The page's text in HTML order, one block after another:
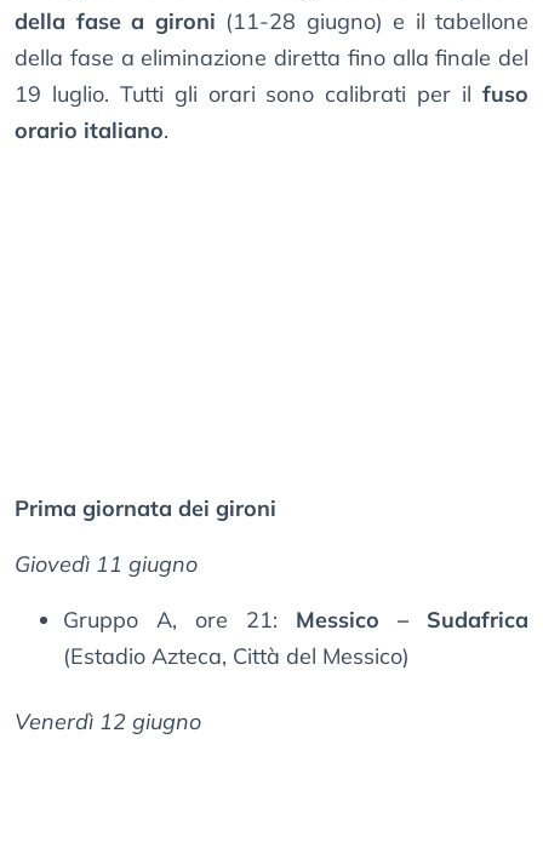
della fase a gironi (11-28 giugno) e il tabellone
della fase a eliminazione diretta fino alla finale del
19 luglio. Tutti gli orari sono calibrati per il fuso
orario italiano.
Prima giornata dei gironi
Giovedì 11 giugno
Gruppo A, ore 21: Messico – Sudafrica
(Estadio Azteca, Città del Messico)
Venerdì 12 giugno